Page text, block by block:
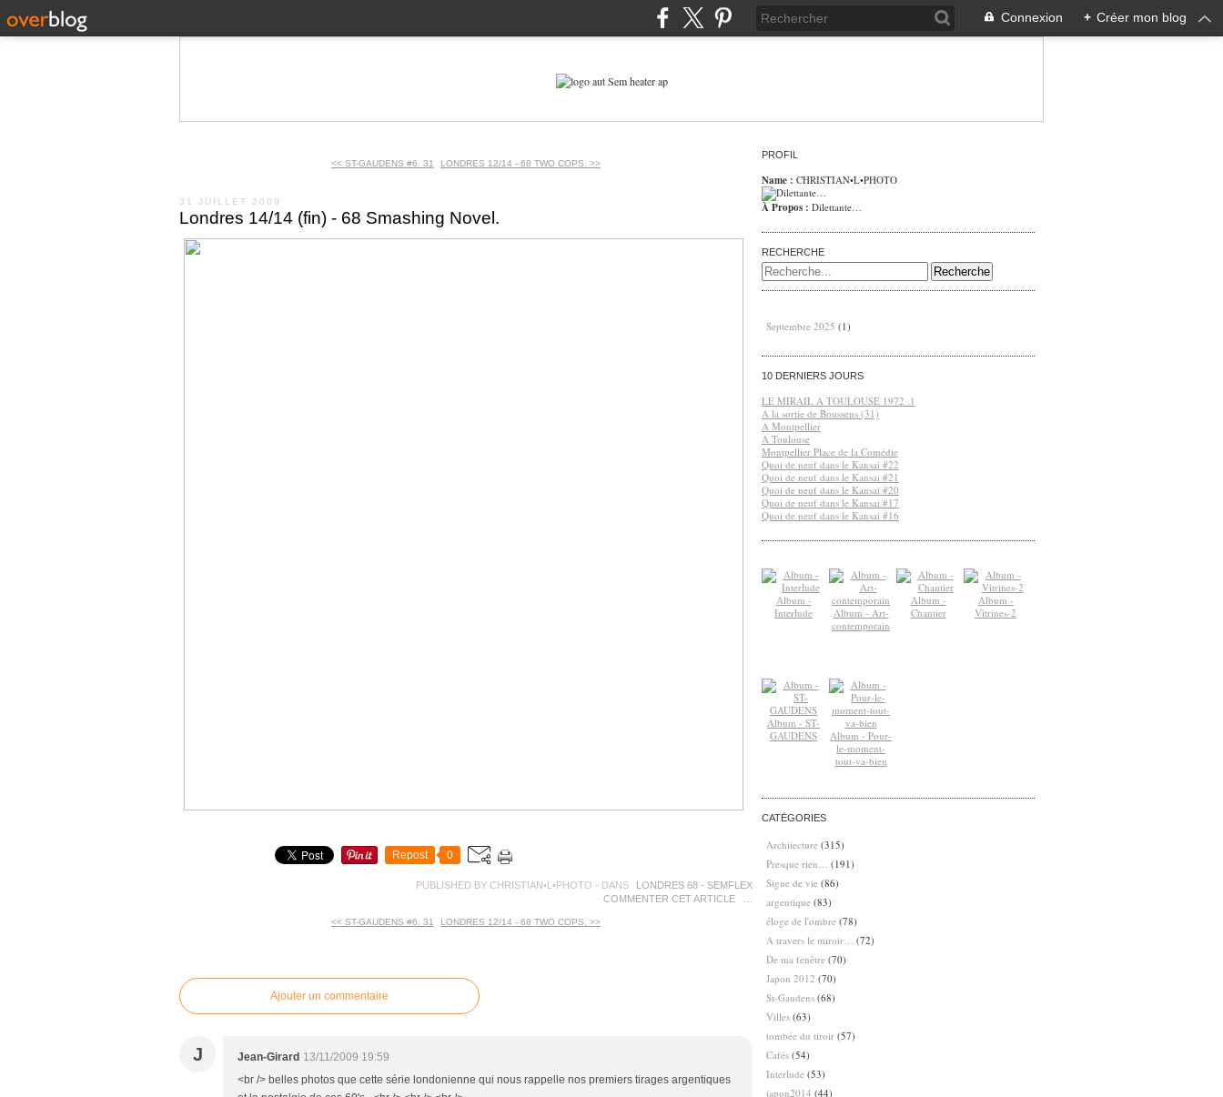
Connexion + Créer mon blog
<< ST-GAUDENS #6. 31 LONDRES 12/14 - 68 TWO COPS. >>
31 JUILLET 2009
Londres 14/14 (fin) - 68 Smashing Novel.
Repost 0
PUBLISHED BY CHRISTIAN•L•PHOTO - DANS
LONDRES 68 - SEMFLEX
COMMENTER CET ARTICLE
<< ST-GAUDENS #6. 31 LONDRES 12/14 - 68 TWO COPS. >>
Ajouter un commentaire
J Jean-Girard 13/11/2009 19:59
<br /> belles photos que cette série londonienne qui nous rappelle nos premiers tirages argentiques
PROFIL
Name : CHRISTIAN•L•PHOTO
À Propos : Dilettante…
RECHERCHE
Septembre 2025 (1)
10 DERNIERS JOURS
LE MIRAIL A TOULOUSE 1972 .1
A la sortie de Boussens (31)
A Montpellier
A Toulouse
Montpellier Place de la Comédie
Quoi de neuf dans le Kansai #22
Quoi de neuf dans le Kansai #21
Quoi de neuf dans le Kansai #20
Quoi de neuf dans le Kansai #17
Quoi de neuf dans le Kansai #16
Album -
Interlude
Album - Art-
contemporain
Album -
Chantier
Album -
Vitrines-2
Album - ST-
GAUDENS
Album - Pour-
le-moment-
tout-va-bien
CATÉGORIES
Architecture (315)
Presque rien…
(191)
Signe de vie (86)
argentique (83)
éloge de l'ombre (78)
A travers le miroir…
(72)
De ma fenêtre (70)
Japon 2012 (70)
St-Gaudens (68)
Villes (63)
tombée du tiroir (57)
Cafés (54)
Interlude (53)
japon2014 (44)